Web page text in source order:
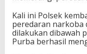
Kali ini Polsek
peredaran narkoba
dilakukan dibawah
Purba berhasil